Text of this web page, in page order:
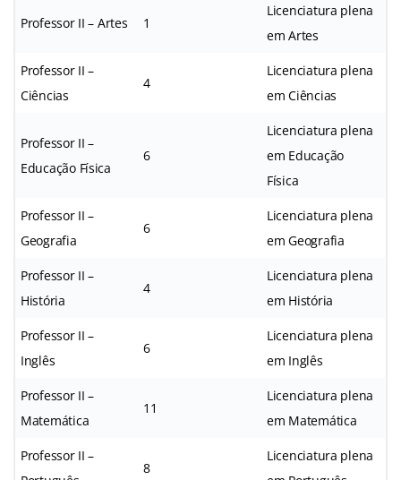
Professor II – Artes 1
Licenciatura plena
em Artes
Professor II –
Ciências
4
Licenciatura plena
em Ciências
Professor II –
Educação Física
6
Licenciatura plena
em Educação
Física
Professor II –
Geografia
6
Licenciatura plena
em Geografia
Professor II –
História
4
Licenciatura plena
em História
Professor II –
Inglês
6
Licenciatura plena
em Inglês
Professor II –
Matemática
11
Licenciatura plena
em Matemática
Professor II –
8
Licenciatura plena